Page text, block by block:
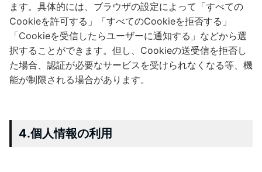
ます。具体的には、ブラウザの設定によって「すべての
Cookieを許可する」「すべてのCookieを拒否する」
「Cookieを受信したらユーザーに通知する」などから選
択することができます。但し、Cookieの送受信を拒否し
た場合、認証が必要なサービスを受けられなくなる等、機
能が制限される場合があります。
4.個人情報の利用